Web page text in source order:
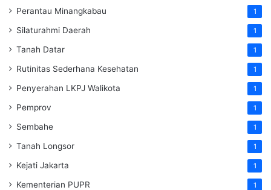
Perantau Minangkabau 1
Silaturahmi Daerah 1
Tanah Datar 1
Rutinitas Sederhana Kesehatan 1
Penyerahan LKPJ Walikota 1
Pemprov 1
Sembahe 1
Tanah Longsor 1
Kejati Jakarta 1
Kementerian PUPR 1